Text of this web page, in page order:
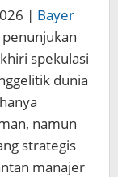
| Bayer
spekulasi
dunia
namun
strategis
manajer